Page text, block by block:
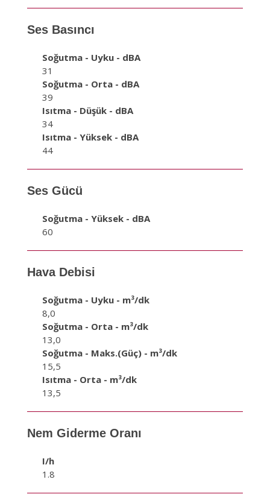
Ses Basıncı
Soğutma - Uyku - dBA
31
Soğutma - Orta - dBA
39
Isıtma - Düşük - dBA
34
Isıtma - Yüksek - dBA
44
Ses Gücü
Soğutma - Yüksek - dBA
60
Hava Debisi
Soğutma - Uyku - m³/dk
8,0
Soğutma - Orta - m³/dk
13,0
Soğutma - Maks.(Güç) - m³/dk
15,5
Isıtma - Orta - m³/dk
13,5
Nem Giderme Oranı
I/h
1.8